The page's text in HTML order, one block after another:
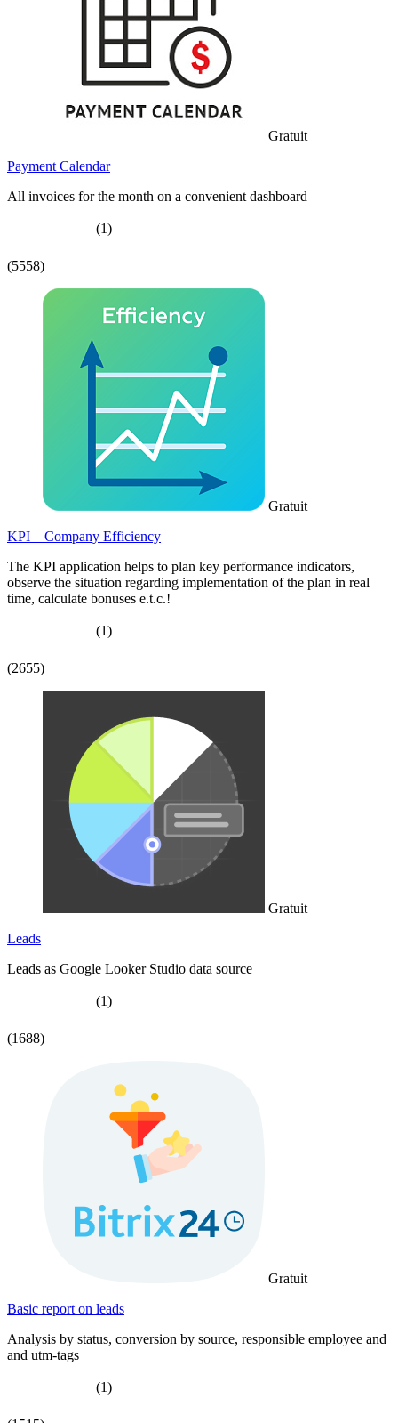
Gratuit
Payment Calendar
All invoices for the month on a convenient dashboard
(1)
(5558)
Gratuit
KPI – Company Efficiency
The KPI application helps to plan key performance indicators,
observe the situation regarding implementation of the plan in real
time, calculate bonuses e.t.c.!
(1)
(2655)
Gratuit
Leads
Leads as Google Looker Studio data source
(1)
(1688)
Gratuit
Basic report on leads
Analysis by status, conversion by source, responsible employee and
and utm-tags
(1)